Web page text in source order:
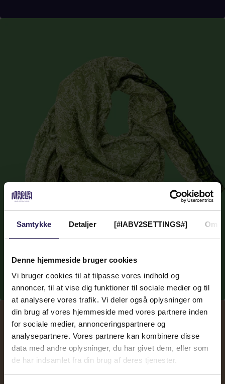
Samtykke Detaljer [#IABV2SETTINGS#] Om
Denne hjemmeside bruger cookies
Vi bruger cookies til at tilpasse vores indhold og
annoncer, til at vise dig funktioner til sociale medier og til
at analysere vores trafik. Vi deler også oplysninger om
din brug af vores hjemmeside med vores partnere inden
for sociale medier, annonceringspartnere og
analysepartnere. Vores partnere kan kombinere disse
data med andre oplysninger, du har givet dem, eller som
de har indsamlet fra din brug af deres tjenester.